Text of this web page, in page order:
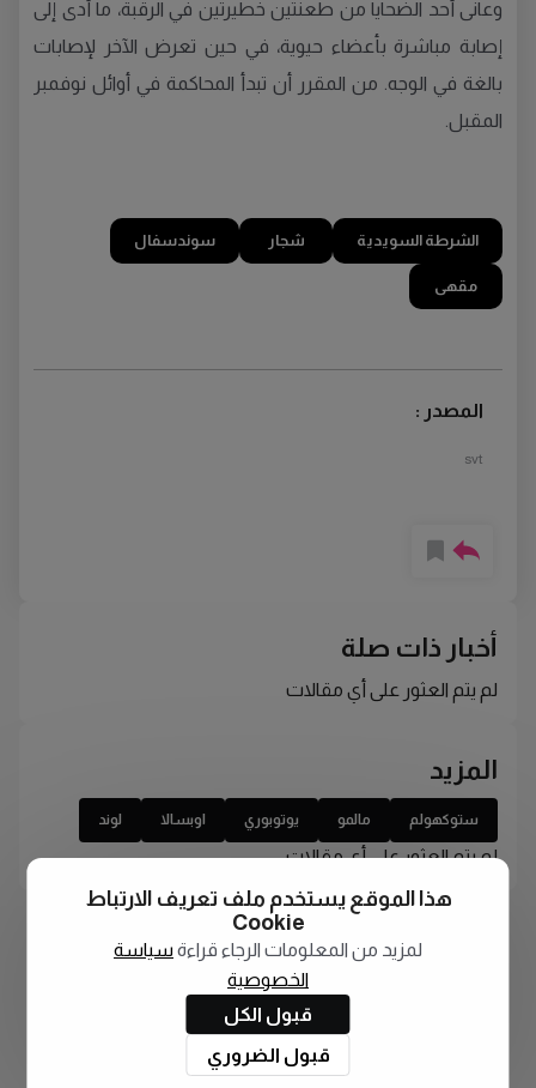
وعانى أحد الضحايا من طعنتين خطيرتين في الرقبة، ما أدى إلى
إصابة مباشرة بأعضاء حيوية، في حين تعرض الآخر لإصابات
بالغة في الوجه. من المقرر أن تبدأ المحاكمة في أوائل نوفمبر
المقبل.
الشرطة السويدية شجار سوندسفال
مقهى
المصدر :
svt
أخبار ذات صلة
لم يتم العثور على أي مقالات
المزيد
ستوكهولم مالمو يوتوبوري اوبسالا لوند
لم يتم العثور على أي مقالات
هذا الموقع يستخدم ملف تعريف الارتباط
Cookie
لمزيد من المعلومات الرجاء قراءة سياسة
الخصوصية
قبول الكل
قبول الضروري